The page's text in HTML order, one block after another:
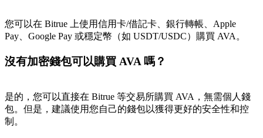
您可以在 Bitrue 上使用信用卡/借記卡、銀行轉帳、Apple
Pay、Google Pay 或穩定幣（如 USDT/USDC）購買 AVA。
沒有加密錢包可以購買 AVA 嗎？
是的，您可以直接在 Bitrue 等交易所購買 AVA，無需個人錢
包。但是，建議使用您自己的錢包以獲得更好的安全性和控
制。